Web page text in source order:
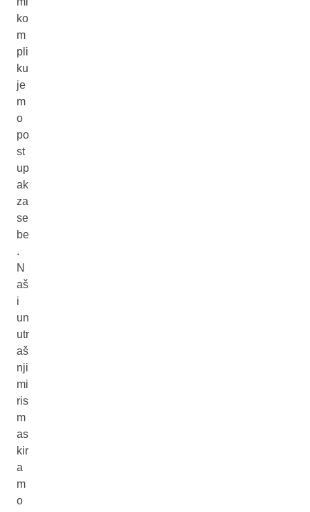
ko
m
pli
ku
je
m
o
po
st
up
ak
za
se
be
.
N
aš
i
un
utr
aš
nji
mi
ris
m
as
kir
a
m
o